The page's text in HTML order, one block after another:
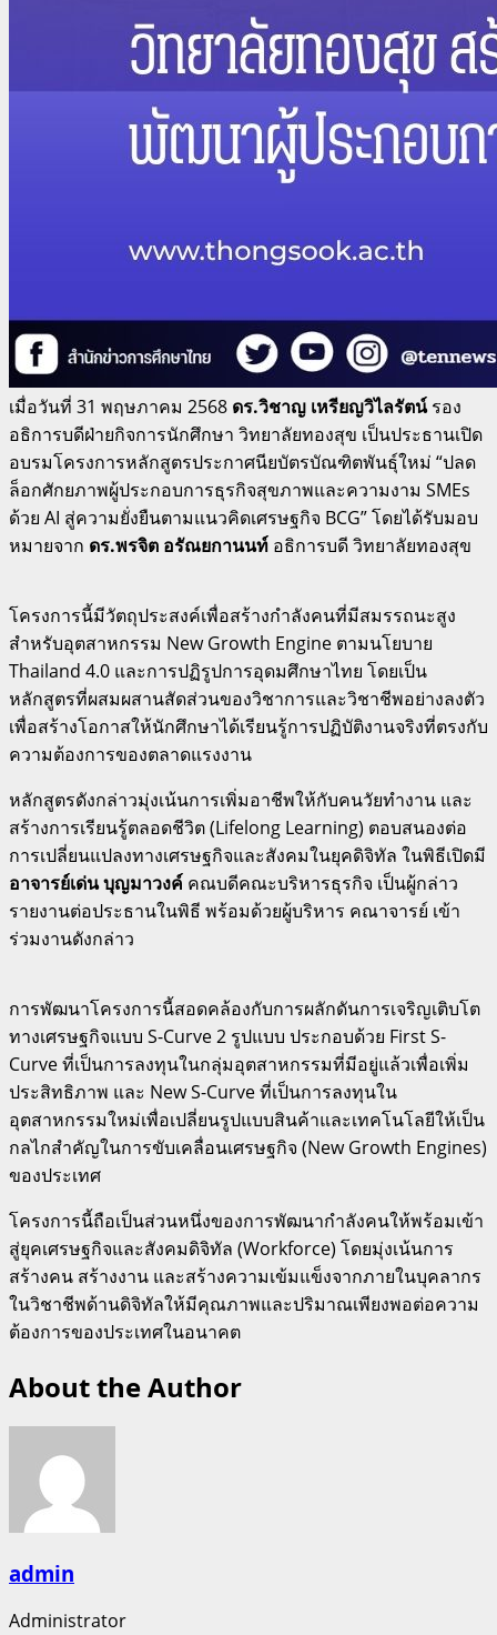
เมื่อวันที่ 31 พฤษภาคม 2568 ดร.วิชาญ เหรียญวิไลรัตน์รอง
อธิการบดีฝ่ายกิจการนักศึกษา วิทยาลัยทองสุข เป็นประธานเปิด
อบรมโครงการหลักสูตรประกาศนียบัตรบัณฑิตพันธุ์ใหม่ “ปลด
ล็อกศักยภาพผู้ประกอบการธุรกิจสุขภาพและความงาม SMEs
ด้วย AI สู่ความยั่งยืนตามแนวคิดเศรษฐกิจ BCG” โดยได้รับมอบ
หมายจาก ดร.พรจิต อรัณยกานนท์ อธิการบดี วิทยาลัยทองสุข
โครงการนี้มีวัตถุประสงค์เพื่อสร้างกำลังคนที่มีสมรรถนะสูง
สำหรับอุตสาหกรรม New Growth Engine ตามนโยบาย
Thailand 4.0 และการปฏิรูปการอุดมศึกษาไทย โดยเป็น
หลักสูตรที่ผสมผสานสัดส่วนของวิชาการและวิชาชีพอย่างลงตัว
เพื่อสร้างโอกาสให้นักศึกษาได้เรียนรู้การปฏิบัติงานจริงที่ตรงกับ
ความต้องการของตลาดแรงงาน
หลักสูตรดังกล่าวมุ่งเน้นการเพิ่มอาชีพให้กับคนวัยทำงาน และ
สร้างการเรียนรู้ตลอดชีวิต (Lifelong Learning) ตอบสนองต่อ
การเปลี่ยนแปลงทางเศรษฐกิจและสังคมในยุคดิจิทัล ในพิธีเปิดมี
อาจารย์เด่น บุญมาวงค์ คณบดีคณะบริหารธุรกิจ เป็นผู้กล่าว
รายงานต่อประธานในพิธี พร้อมด้วยผู้บริหาร คณาจารย์ เข้า
ร่วมงานดังกล่าว
การพัฒนาโครงการนี้สอดคล้องกับการผลักดันการเจริญเติบโต
ทางเศรษฐกิจแบบ S-Curve 2 รูปแบบ ประกอบด้วย First S-
Curve ที่เป็นการลงทุนในกลุ่มอุตสาหกรรมที่มีอยู่แล้วเพื่อเพิ่ม
ประสิทธิภาพ และ New S-Curve ที่เป็นการลงทุนใน
อุตสาหกรรมใหม่เพื่อเปลี่ยนรูปแบบสินค้าและเทคโนโลยีให้เป็น
กลไกสำคัญในการขับเคลื่อนเศรษฐกิจ (New Growth Engines)
ของประเทศ
โครงการนี้ถือเป็นส่วนหนึ่งของการพัฒนากำลังคนให้พร้อมเข้า
สู่ยุคเศรษฐกิจและสังคมดิจิทัล (Workforce) โดยมุ่งเน้นการ
สร้างคน สร้างงาน และสร้างความเข้มแข็งจากภายในบุคลากร
ในวิชาชีพด้านดิจิทัลให้มีคุณภาพและปริมาณเพียงพอต่อความ
ต้องการของประเทศในอนาคต
About the Author
admin
Administrator